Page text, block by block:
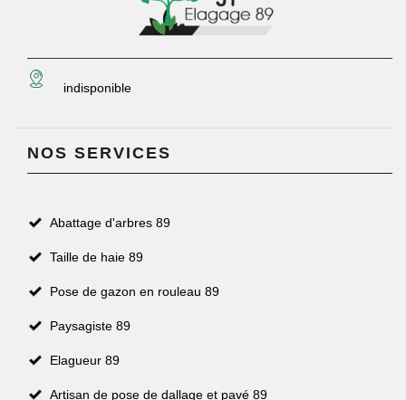
indisponible
NOS SERVICES
Abattage d'arbres 89
Taille de haie 89
Pose de gazon en rouleau 89
Paysagiste 89
Elagueur 89
Artisan de pose de dallage et pavé 89